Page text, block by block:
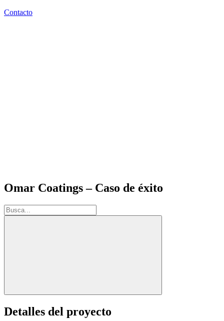
Contacto
Omar Coatings – Caso de éxito
Buscar:
Detalles del proyecto